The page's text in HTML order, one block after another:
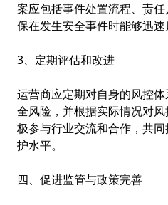
案应包括事件处置流程、责
保在发生安全事件时能够迅速
3、定期评估和改进
运营商应定期对自身的风控
全风险，并根据实际情况对
极参与行业交流和合作，共
护水平。
四、促进监管与政策完善